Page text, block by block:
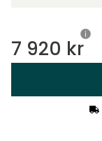
7 920 kr